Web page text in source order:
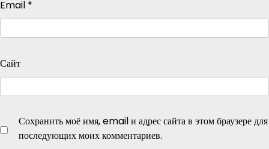
Email *
Сайт
Сохранить моё имя, email и адрес сайта в этом браузере для
последующих моих комментариев.